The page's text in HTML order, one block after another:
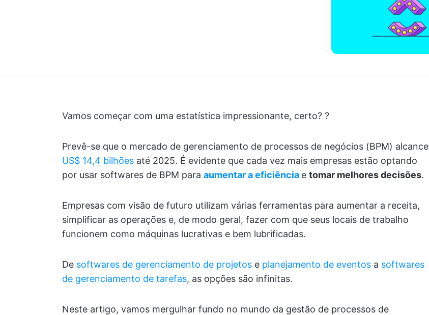
Vamos começar com uma estatística impressionante, certo? ?
Prevê-se que o mercado de gerenciamento de processos de negócios (BPM) alcance
US$ 14,4 bilhões até 2025. É evidente que cada vez mais empresas estão optando
por usar softwares de BPM para aumentar a eficiência e tomar melhores decisões.
Empresas com visão de futuro utilizam várias ferramentas para aumentar a receita,
simplificar as operações e, de modo geral, fazer com que seus locais de trabalho
funcionem como máquinas lucrativas e bem lubrificadas.
De softwares de gerenciamento de projetos e planejamento de eventos a softwares
de gerenciamento de tarefas, as opções são infinitas.
Neste artigo, vamos mergulhar fundo no mundo da gestão de processos de